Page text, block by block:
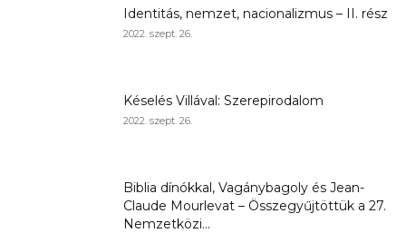
Identitás, nemzet, nacionalizmus – II. rész
2022. szept. 26.
Késelés Villával: Szerepirodalom
2022. szept. 26.
Biblia dínókkal, Vagánybagoly és Jean-
Claude Mourlevat – Összegyűjtöttük a 27.
Nemzetközi...